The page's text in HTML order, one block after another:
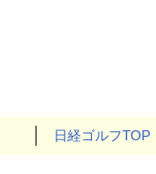
日経ゴルフTOP